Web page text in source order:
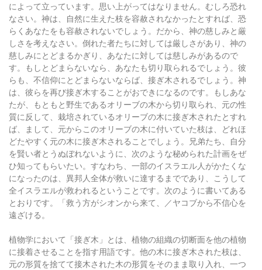
によって立っています。思い上がってはなりません。むしろ恐れ
なさい。神は、自然に生えた枝を容赦されなかったとすれば、恐
らくあなたをも容赦されないでしょう。だから、神の慈しみと厳
しさを考えなさい。倒れた者たちに対しては厳しさがあり、神の
慈しみにとどまるかぎり、あなたに対しては慈しみがあるので
す。もしとどまらないなら、あなたも切り取られるでしょう。彼
らも、不信仰にとどまらないならば、接ぎ木されるでしょう。神
は、彼らを再び接ぎ木することがおできになるのです。もしあな
たが、もともと野生であるオリーブの木から切り取られ、元の性
質に反して、栽培されているオリーブの木に接ぎ木されたとすれ
ば、まして、元からこのオリーブの木に付いていた枝は、どれほ
どたやすく元の木に接ぎ木されることでしょう。兄弟たち、自分
を賢い者とうぬぼれないように、次のような秘められた計画をぜ
ひ知ってもらいたい。すなわち、一部のイスラエル人がかたくな
になったのは、異邦人全体が救いに達するまでであり、こうして
全イスラエルが救われるということです。次のように書いてある
とおりです。「救う方がシオンから来て、／ヤコブから不信心を
遠ざける。
植物学において「接ぎ木」とは、植物の組織の切断面を他の植物
に接着させることを指す用語です。他の木に接ぎ木された枝は、
元の形質を捨てて接木された木の形質をそのまま取り入れ、一つ